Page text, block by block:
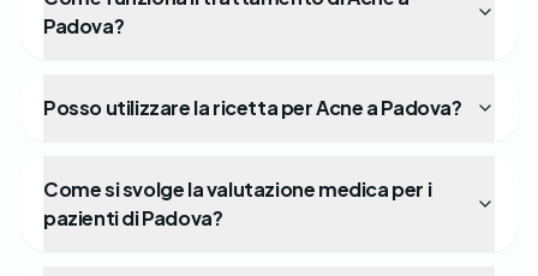
Padova?
Posso utilizzare la ricetta per Acne a Padova?
Come si svolge la valutazione medica per i
pazienti di Padova?